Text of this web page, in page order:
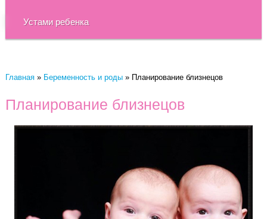
Устами ребенка
Главная» Беременность и роды» Планирование близнецов
Планирование близнецов